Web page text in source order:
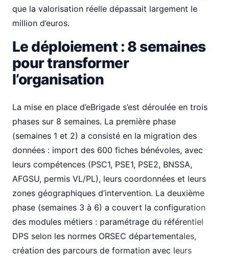
que la valorisation réelle dépassait largement le
million d’euros.
Le déploiement : 8 semaines
pour transformer
l’organisation
La mise en place d’eBrigade s’est déroulée en trois
phases sur 8 semaines. La première phase
(semaines 1 et 2) a consisté en la migration des
données : import des 600 fiches bénévoles, avec
leurs compétences (PSC1, PSE1, PSE2, BNSSA,
AFGSU, permis VL/PL), leurs coordonnées et leurs
zones géographiques d’intervention. La deuxième
phase (semaines 3 à 6) a couvert la configuration
des modules métiers : paramétrage du référentiel
DPS selon les normes ORSEC départementales,
création des parcours de formation avec leurs